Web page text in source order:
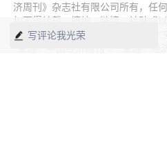
济周刊》杂志社有限公司所有，任
的，在下载、转载使用时必须注明
写评论我光荣